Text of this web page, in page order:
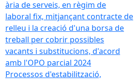
ària de serveis, en règim de
laboral fix, mitjançant contracte de
relleu i la creació d'una borsa de
treball per cobrir possibles
vacants i substitucions, d'acord
amb l'OPO parcial 2024
Processos d'estabilització,